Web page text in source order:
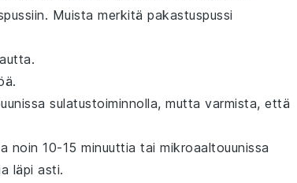
Muista merkitä pakastuspussi
sulatustoiminnolla, mutta varmista, että
noin 10-15 minuuttia tai mikroaaltouunissa
läpi asti.